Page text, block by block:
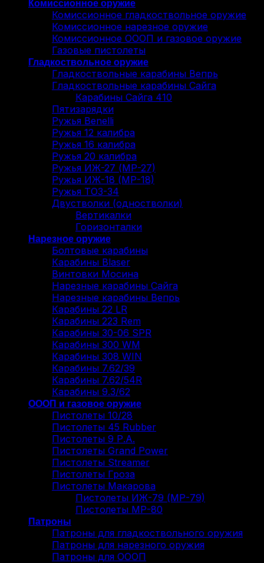
Комиссионное оружие
Комиссионное гладкоствольное оружие
Комиссионное нарезное оружие
Комиссионное ОООП и газовое оружие
Газовые пистолеты
Гладкоствольное оружие
Гладкоствольные карабины Вепрь
Гладкоствольные карабины Сайга
Карабины Сайга 410
Пятизарядки
Ружья Benelli
Ружья 12 калибра
Ружья 16 калибра
Ружья 20 калибра
Ружья ИЖ-27 (МР-27)
Ружья ИЖ-18 (МР-18)
Ружья ТОЗ-34
Двустволки (одностволки)
Вертикалки
Горизонталки
Нарезное оружие
Болтовые карабины
Карабины Blaser
Винтовки Мосина
Нарезные карабины Сайга
Нарезные карабины Вепрь
Карабины 22 LR
Карабины 223 Rem
Карабины 30-06 SPR
Карабины 300 WM
Карабины 308 WIN
Карабины 7.62/39
Карабины 7.62/54R
Карабины 9.3/62
ОООП и газовое оружие
Пистолеты 10/28
Пистолеты 45 Rubber
Пистолеты 9 Р.А.
Пистолеты Grand Power
Пистолеты Streamer
Пистолеты Гроза
Пистолеты Макарова
Пистолеты ИЖ-79 (МР-79)
Пистолеты МР-80
Патроны
Патроны для гладкоствольного оружия
Патроны для нарезного оружия
Патроны для ОООП